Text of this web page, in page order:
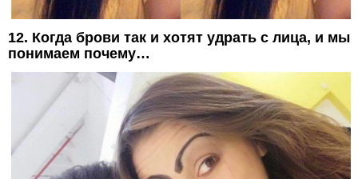
12. Когда брови так и хотят удрать с лица, и мы
понимаем почему…